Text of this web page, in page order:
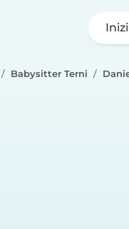
Babysitter Terni